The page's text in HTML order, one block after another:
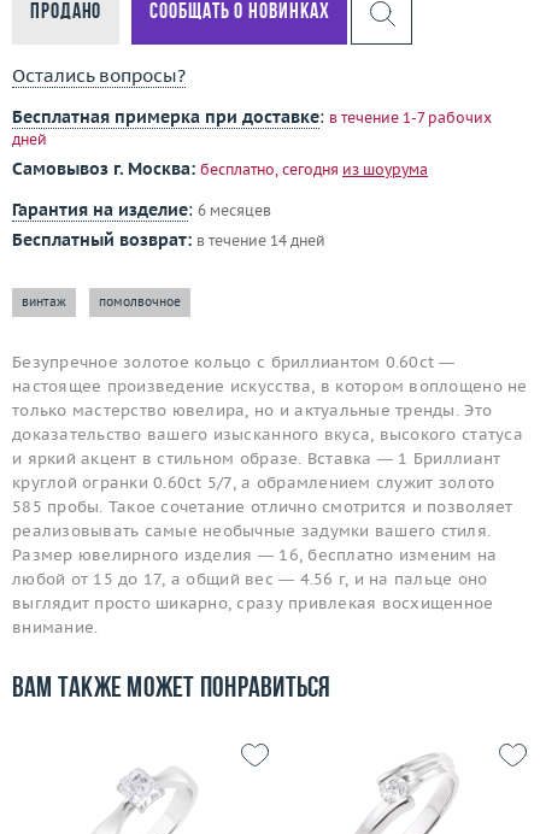
Продано Сообщать о новинках
Остались вопросы?
Бесплатная примерка при доставке: в течение 1-7 рабочих
дней
Самовывоз г. Москва: бесплатно, сегодня из шоурума
Гарантия на изделие: 6 месяцев
Бесплатный возврат: в течение 14 дней
винтаж помолвочное
Безупречное золотое кольцо с бриллиантом 0.60ct —
настоящее произведение искусства, в котором воплощено не
только мастерство ювелира, но и актуальные тренды. Это
доказательство вашего изысканного вкуса, высокого статуса
и яркий акцент в стильном образе. Вставка — 1 Бриллиант
круглой огранки 0.60ct 5/7, а обрамлением служит золото
585 пробы. Такое сочетание отлично смотрится и позволяет
реализовывать самые необычные задумки вашего стиля.
Размер ювелирного изделия — 16, бесплатно изменим на
любой от 15 до 17, а общий вес — 4.56 г, и на пальце оно
выглядит просто шикарно, сразу привлекая восхищенное
внимание.
Вам также может понравиться